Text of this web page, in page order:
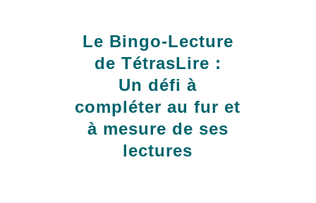
Le Bingo-Lecture
de TétrasLire :
Un défi à
compléter au fur et
à mesure de ses
lectures